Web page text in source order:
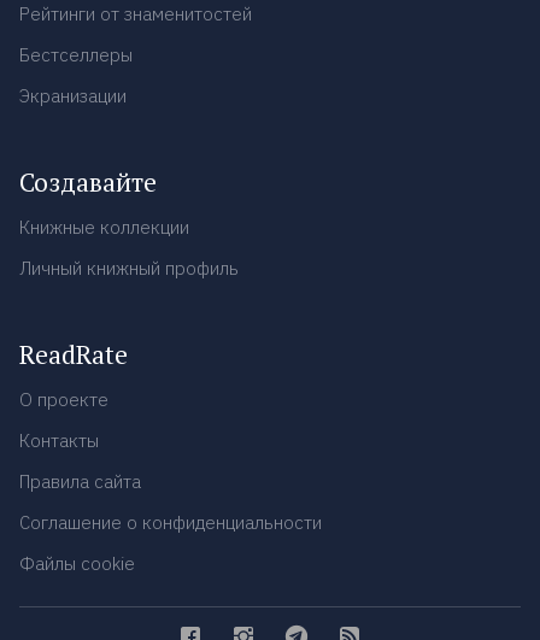
Рейтинги от знаменитостей
Бестселлеры
Экранизации
Создавайте
Книжные коллекции
Личный книжный профиль
ReadRate
О проекте
Контакты
Правила сайта
Соглашение о конфиденциальности
Файлы cookie